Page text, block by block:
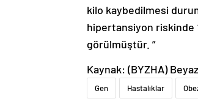
kilo kaybedilmesi
hipertansiyon riskinde
görülmüştür. ”
Kaynak: (BYZHA)
Gen Hastalıklar